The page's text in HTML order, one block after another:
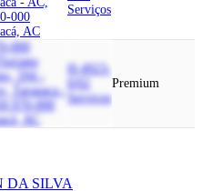
000
AC
Serviços
000
594 -
Tarauaca -
000
AC
H-4923-
Serviços
Premium
DA SILVA